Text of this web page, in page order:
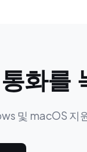
화를
및 macOS 지